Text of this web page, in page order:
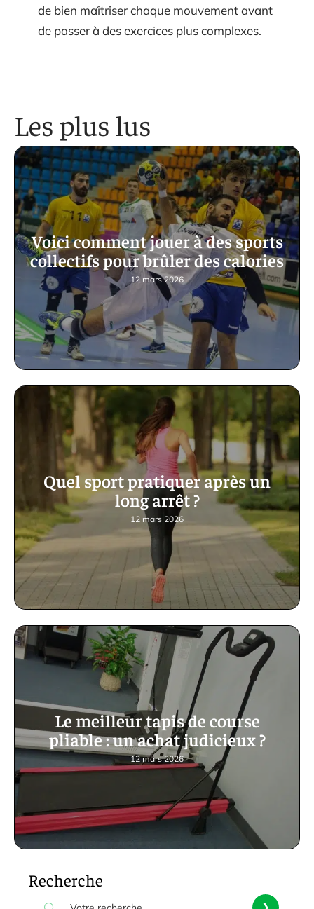
de bien maîtriser chaque mouvement avant
de passer à des exercices plus complexes.
Les plus lus
Voici comment jouer à des sports
collectifs pour brûler des calories
12 mars 2026
Quel sport pratiquer après un
long arrêt ?
12 mars 2026
Le meilleur tapis de course
pliable : un achat judicieux ?
12 mars 2026
Recherche